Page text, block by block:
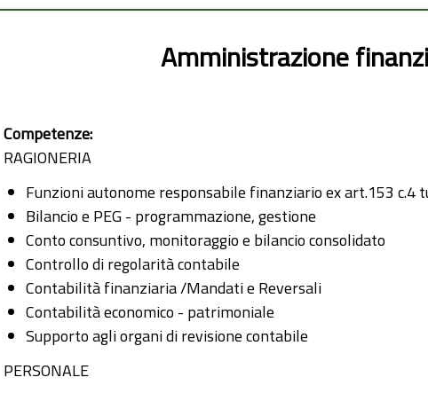
Amministrazione
Competenze:
RAGIONERIA
Funzioni autonome responsabile finanziario ex art.153 c.4
Bilancio e PEG - programmazione, gestione
Conto consuntivo, monitoraggio e bilancio consolidato
Controllo di regolarità contabile
Contabilità finanziaria /Mandati e Reversali
Contabilità economico - patrimoniale
Supporto agli organi di revisione contabile
PERSONALE